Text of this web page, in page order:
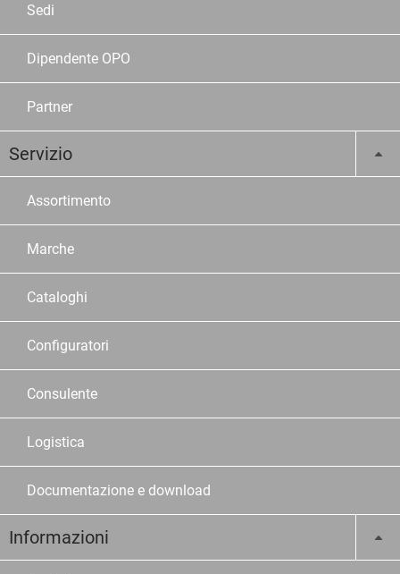
Sedi
Dipendente OPO
Partner
Servizio
Assortimento
Marche
Cataloghi
Configuratori
Consulente
Logistica
Documentazione e download
Informazioni